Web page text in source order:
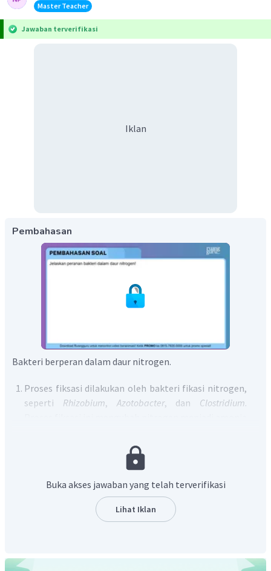
Master Teacher
Jawaban terverifikasi
Iklan
Pembahasan
Bakteri berperan dalam daur nitrogen.
Proses fiksasi dilakukan oleh bakteri fikasi nitrogen,
seperti Rhizobium, Azotobacter, dan Clostridium.
Proses nitrifikasi terbagi menjadi dua bakteri yaitu
bakteri nitrit mengubah amonia menjadi nitrit oleh
mengubah nitrit menjadi nitrat oleh bakteri
Proses denitrifikasi dilakukan oleh bakteri seperti
Buka akses jawaban yang telah terverifikasi
Lihat Iklan